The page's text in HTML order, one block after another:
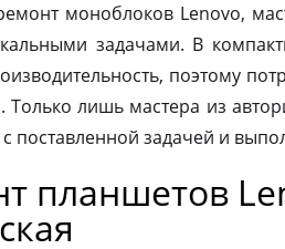
моноблоков Lenovo,
задачами. В
поэтому
Только лишь мастера из
с поставленной задачей и
планшетов